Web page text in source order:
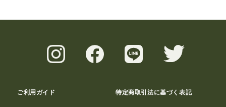
ご利用ガイド 特定商取引法に基づく表記